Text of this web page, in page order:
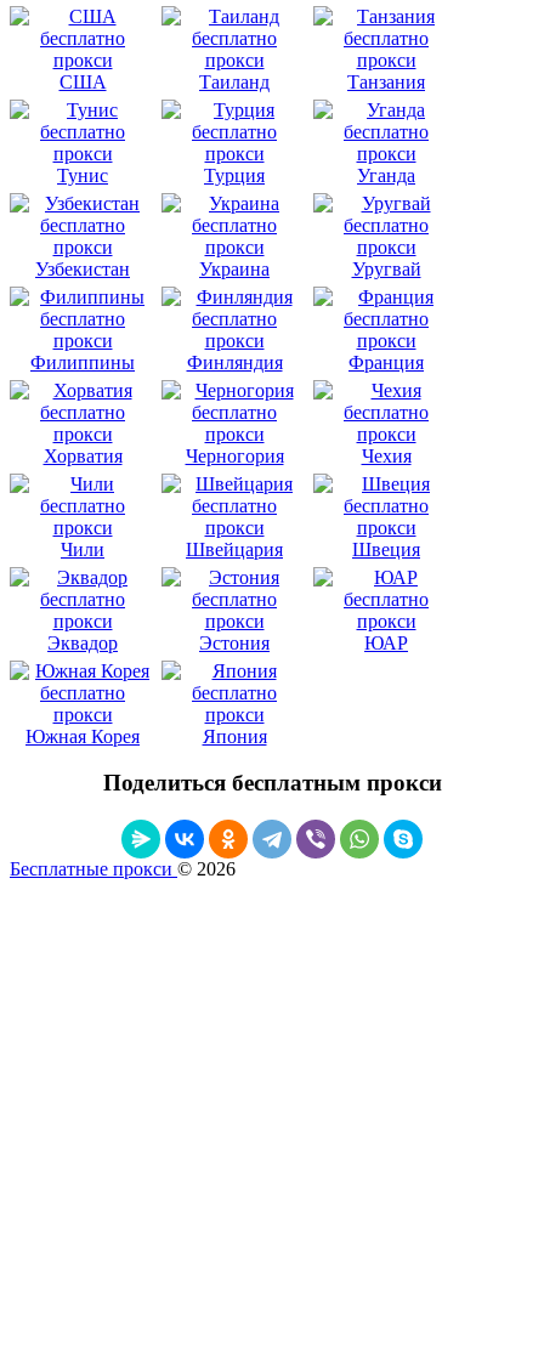
США Таиланд Танзания
Тунис Турция Уганда
Узбекистан Украина Уругвай
Филиппины Финляндия Франция
Хорватия Черногория Чехия
Чили Швейцария Швеция
Эквадор Эстония ЮАР
Южная Корея Япония
Поделиться бесплатным прокси
Бесплатные прокси © 2026